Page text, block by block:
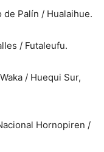
Palín / Hualaihue.
/ Futaleufu.
/ Huequi Sur,
Hornopiren /